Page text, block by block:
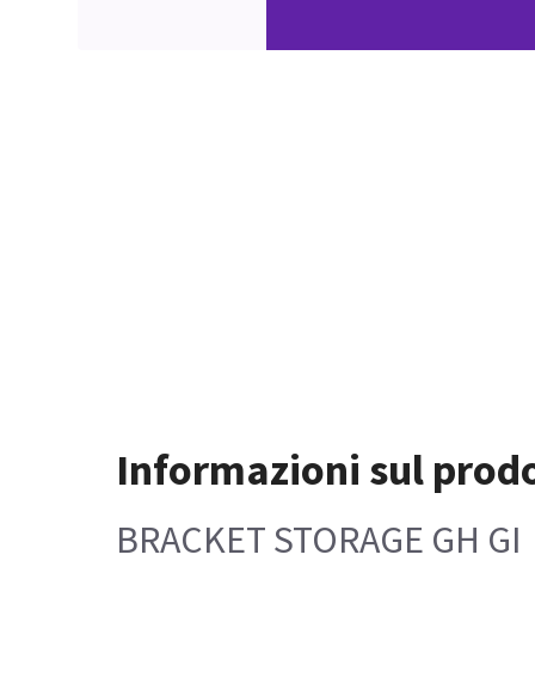
Informazioni sul
BRACKET STORAGE GH GI